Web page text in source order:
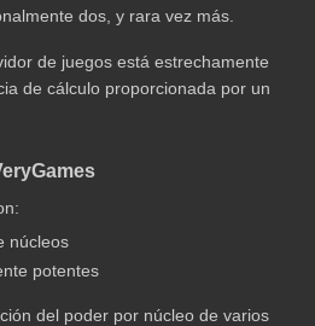
dos, y rara vez más.
de juegos está estrechamente
de cálculo proporcionada por un
núcleos
potentes
del poder por núcleo de varios